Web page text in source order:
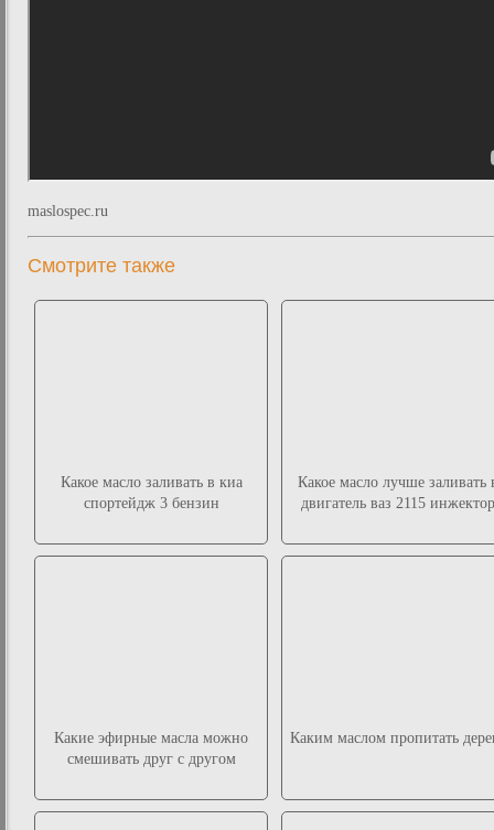
maslospec.ru
Смотрите также
Какое масло заливать в киа
спортейдж 3 бензин
Какое масло лучше заливать
двигатель ваз 2115 инжектор
Какие эфирные масла можно
смешивать друг с другом
Каким маслом пропитать